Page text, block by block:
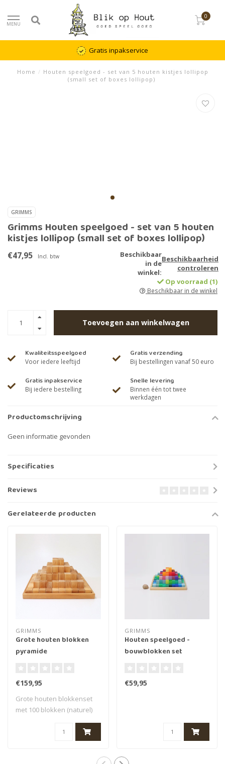
MENU
0
Gratis inpakservice
Home / Houten speelgoed - set van 5 houten kistjes lollipop
(small set of boxes lollipop)
GRIMMS
Grimms Houten speelgoed - set van 5 houten
kistjes lollipop (small set of boxes lollipop)
€47,95 Incl. btw
Beschikbaar
in de
winkel:
Beschikbaarheid
controleren
Op voorraad (1)
Beschikbaar in de winkel
Toevoegen aan winkelwagen
Kwaliteitsspeelgoed
Voor iedere leeftijd
Gratis verzending
Bij bestellingen vanaf 50 euro
Gratis inpakservice
Bij iedere bestelling
Snelle levering
Binnen één tot twee
werkdagen
Productomschrijving
Geen informatie gevonden
Specificaties
Reviews
Gerelateerde producten
GRIMMS
Grote houten blokken
pyramide
€159,95
Grote houten blokkenset
met 100 blokken (naturel)
GRIMMS
Houten speelgoed -
bouwblokken set
€59,95